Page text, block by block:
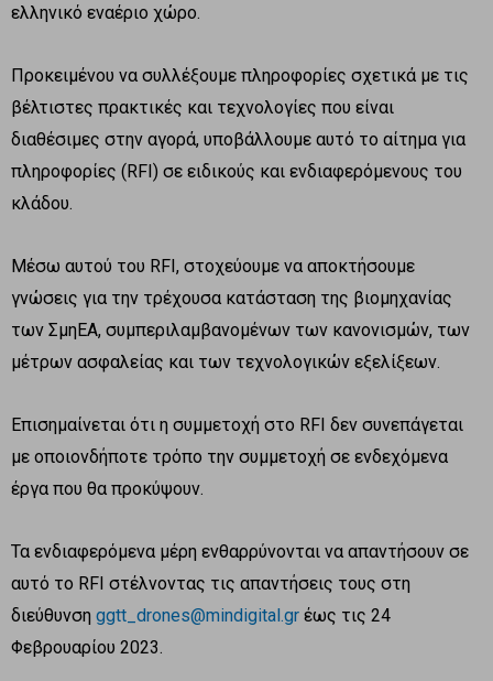
ελληνικό εναέριο χώρο.
Προκειμένου να συλλέξουμε πληροφορίες σχετικά με τις
βέλτιστες πρακτικές και τεχνολογίες που είναι
διαθέσιμες στην αγορά, υποβάλλουμε αυτό το αίτημα για
πληροφορίες (RFI) σε ειδικούς και ενδιαφερόμενους του
κλάδου.
Μέσω αυτού του RFI, στοχεύουμε να αποκτήσουμε
γνώσεις για την τρέχουσα κατάσταση της βιομηχανίας
των ΣμηΕΑ, συμπεριλαμβανομένων των κανονισμών, των
μέτρων ασφαλείας και των τεχνολογικών εξελίξεων.
Επισημαίνεται ότι η συμμετοχή στο RFI δεν συνεπάγεται
με οποιονδήποτε τρόπο την συμμετοχή σε ενδεχόμενα
έργα που θα προκύψουν.
Τα ενδιαφερόμενα μέρη ενθαρρύνονται να απαντήσουν σε
αυτό το RFI στέλνοντας τις απαντήσεις τους στη
διεύθυνση ggtt_drones@mindigital.gr έως τις 24
Φεβρουαρίου 2023.